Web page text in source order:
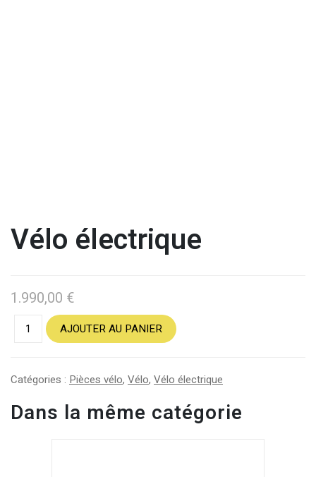
Vélo électrique
1.990,00 €
AJOUTER AU PANIER
Catégories : Pièces vélo, Vélo, Vélo électrique
Dans la même catégorie